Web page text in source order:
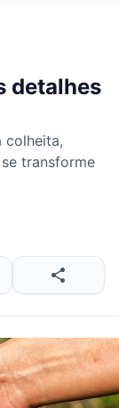
detalhes
colheita,
transforme